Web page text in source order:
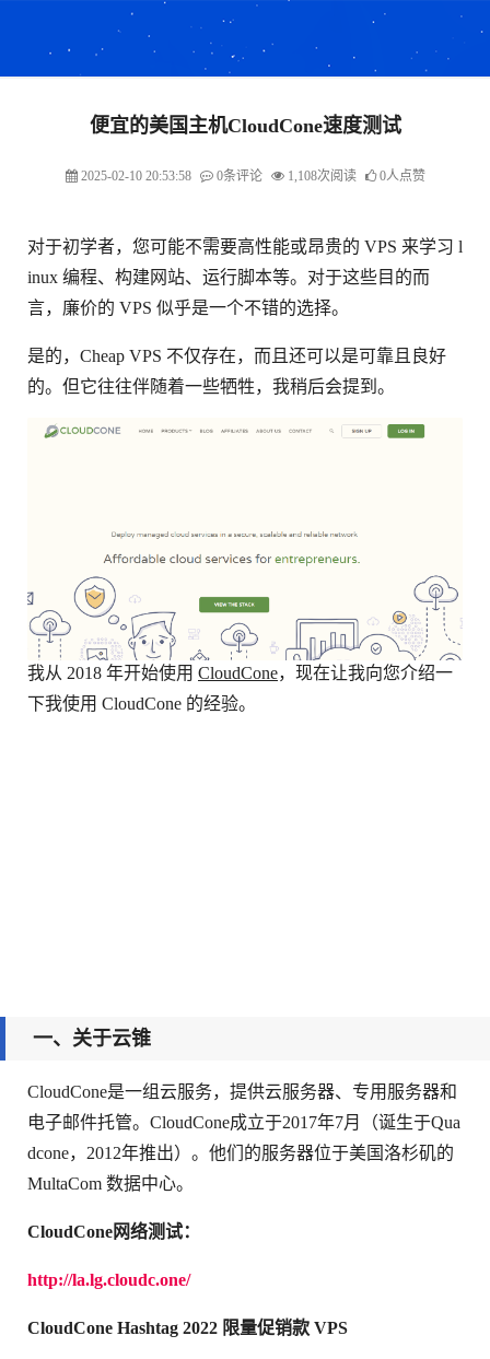
便宜的美国主机CloudCone速度测试
2025-02-10 20:53:58 0条评论 1,108次阅读 0人点赞
对于初学者，您可能不需要高性能或昂贵的 VPS 来学习 l
inux 编程、构建网站、运行脚本等。对于这些目的而
言，廉价的 VPS 似乎是一个不错的选择。
是的，Cheap VPS 不仅存在，而且还可以是可靠且良好
的。但它往往伴随着一些牺牲，我稍后会提到。
我从 2018 年开始使用 CloudCone，现在让我向您介绍一
下我使用 CloudCone 的经验。
一、关于云锥
CloudCone是一组云服务，提供云服务器、专用服务器和
电子邮件托管。CloudCone成立于2017年7月（诞生于Qua
dcone，2012年推出）。他们的服务器位于美国洛杉矶的
MultaCom 数据中心。
CloudCone网络测试：
http://la.lg.cloudc.one/
CloudCone Hashtag 2022 限量促销款 VPS